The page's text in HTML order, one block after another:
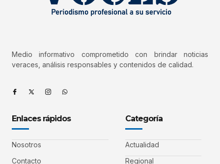
Medio informativo comprometido con brindar noticias
veraces, análisis responsables y contenidos de calidad.
Enlaces rápidos
Nosotros
Contacto
Categoría
Actualidad
Regional